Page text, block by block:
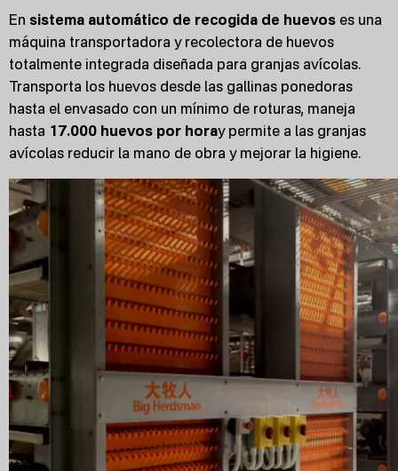
En sistema automático de recogida de huevos es una
máquina transportadora y recolectora de huevos
totalmente integrada diseñada para granjas avícolas.
Transporta los huevos desde las gallinas ponedoras
hasta el envasado con un mínimo de roturas, maneja
hasta 17.000 huevos por horay permite a las granjas
avícolas reducir la mano de obra y mejorar la higiene.